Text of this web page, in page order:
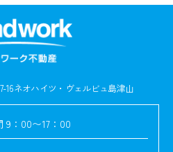
16ネオハイツ・ヴェルビュ島津山
9：00〜17：00